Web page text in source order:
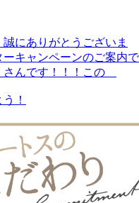
にありがとうございま
キャンペーンのご案内で
さんです！！！この